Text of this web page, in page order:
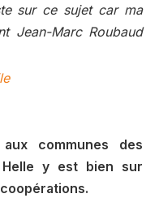
sur ce sujet car ma
Jean-Marc Roubaud
communes des
Helle y est bien sur